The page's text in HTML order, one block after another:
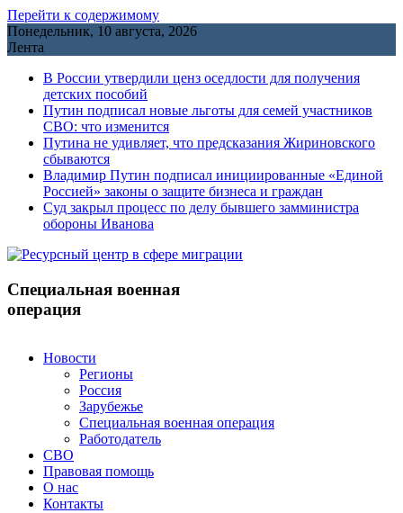
Перейти к содержимому
Понедельник, 10 августа, 2026
Лента
В России утвердили ценз оседлости для получения
детских пособий
Путин подписал новые льготы для семей участников
СВО: что изменится
Путина не удивляет, что предсказания Жириновского
сбываются
Владимир Путин подписал инициированные «Единой
Россией» законы о защите бизнеса и граждан
Cуд закрыл процесс по делу бывшего замминистра
обороны Иванова
Специальная военная
операция
Новости
Регионы
Россия
Зарубежье
Специальная военная операция
Работодатель
СВО
Правовая помощь
О нас
Контакты